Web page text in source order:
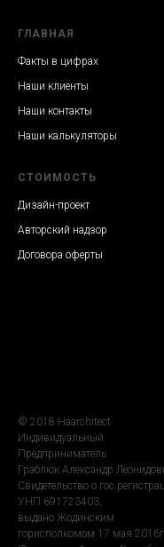
ГЛАВНАЯ
Факты в цифрах
Наши клиенты
Наши контакты
Наши калькуляторы
СТОИМОСТЬ
Дизайн-проект
Авторский надзор
Договора оферты
© 2018 Haarchitect.
Индивидуальный
Предприниматель
Граблюк Александр
Свидетельство о
УНП 691723403,
выдано Жодинским
горисполкомом 17 мая